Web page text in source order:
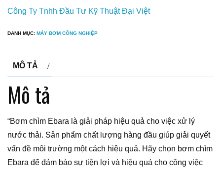
Công Ty Tnhh Đầu Tư Kỹ Thuật Đại Việt
DANH MỤC: MÁY BƠM CÔNG NGHIỆP
MÔ TẢ
Mô tả
“Bơm chìm Ebara là giải pháp hiệu quả cho việc xử lý
nước thải. Sản phẩm chất lượng hàng đầu giúp giải quyết
vấn đề môi trường một cách hiệu quả. Hãy chọn bơm chìm
Ebara để đảm bảo sự tiện lợi và hiệu quả cho công việc